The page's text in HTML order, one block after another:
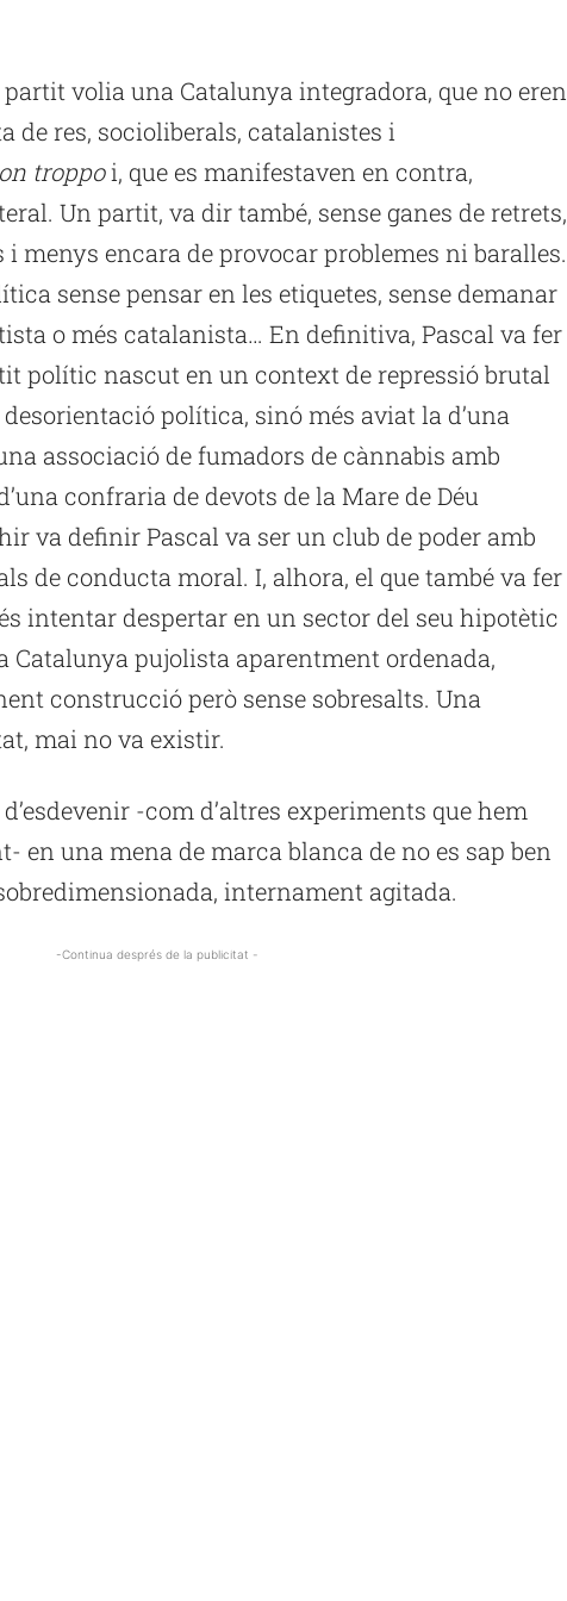
volia una Catalunya integradora, que no eren
de res, socioliberals, catalanistes i
troppoi, que es manifestaven en contra,
Un partit, va dir també, sense ganes de retrets,
i menys encara de provocar problemes ni baralles.
sense pensar en les etiquetes, sense demanar
o més catalanista… En definitiva, Pascal va fer
polític nascut en un context de repressió brutal
política, sinó més aviat la d’una
associació de fumadors de cànnabis amb
confraria de devots de la Mare de Déu
va definir Pascal va ser un club de poder amb
de conducta moral. I, alhora, el que també va fer
intentar despertar en un sector del seu hipotètic
Catalunya pujolista aparentment ordenada,
construcció però sense sobresalts. Una
mai no va existir.
-com d’altres experiments que hem
en una mena de marca blanca de no es sap ben
internament agitada.
-Continua després de la publicitat -